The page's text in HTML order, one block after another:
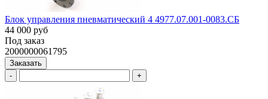
Блок управления пневматический 4 4977.07.001-0083.СБ
44 000 руб
Под заказ
2000000061795
Заказать
-
+